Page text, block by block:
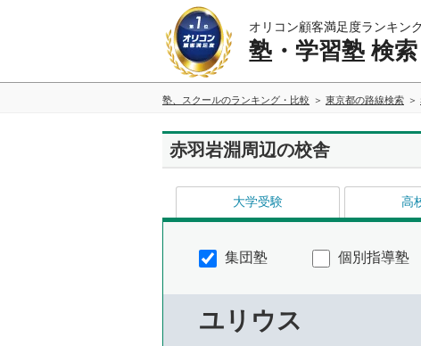
オリコン顧客満足度ランキン
塾・学習塾 検索
塾、スクールのランキング・比較 東京都の路線検索
赤羽岩淵周辺の校舎
大学受験 高
集団塾 個別指導塾
ユリウス